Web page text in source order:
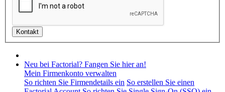
Neu bei Factorial? Fangen Sie hier an!
Mein Firmenkonto verwalten
So richten Sie Firmendetails ein So erstellen Sie einen